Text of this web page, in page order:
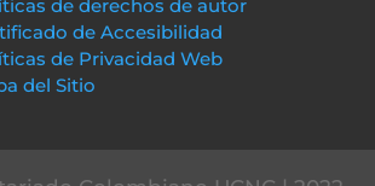
de derechos de autor
de Accesibilidad
de Privacidad Web
del Sitio